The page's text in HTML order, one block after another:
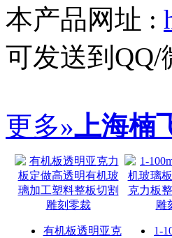
本产品网址 :
可发送到
更多»上海楠
有机板透明亚克
1-